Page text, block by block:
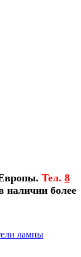
Тел. 8
более
лампы